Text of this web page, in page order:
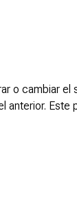
o cambiar
anterior. Este